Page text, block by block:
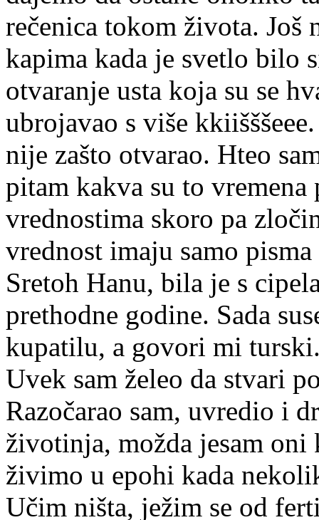
rečenica tokom života. Još
kapima kada je svetlo bilo
otvaranje usta koja su se
ubrojavao s više
nije zašto otvarao. Hteo
pitam kakva su to
vrednostima skoro pa
vrednost imaju samo
Sretoh Hanu, bila je s
prethodne godine. Sada
kupatilu, a govori mi
Uvek sam želeo da stvari
Razočarao sam, uvredio i
životinja, možda jesam oni
živimo u epohi kada
Učim ništa, ježim se od